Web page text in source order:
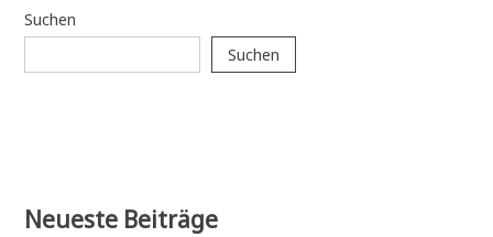
Suchen
Suchen
Neueste Beiträge